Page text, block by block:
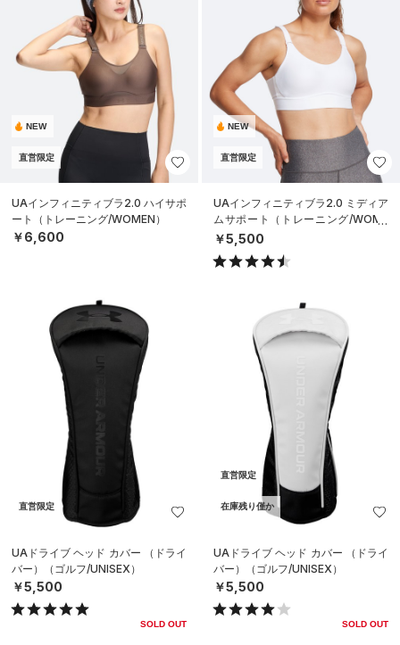
NEW
直営限定
UAインフィニティブラ2.0 ハイサポ
ート（トレーニング/WOMEN）
￥6,600
NEW
直営限定
UAインフィニティブラ2.0 ミディア
ムサポート（トレーニング/WOME
N）
￥5,500
直営限定
UAドライブ ヘッド カバー （ドライ
バー）（ゴルフ/UNISEX）
￥5,500
SOLD OUT
直営限定
在庫残り僅か
UAドライブ ヘッド カバー （ドライ
バー）（ゴルフ/UNISEX）
￥5,500
SOLD OUT